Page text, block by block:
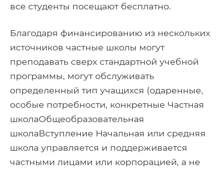
все студенты посещают бесплатно.
Благодаря финансированию из нескольких
источников частные школы могут
преподавать сверх стандартной учебной
программы, могут обслуживать
определенный тип учащихся (одаренные,
особые потребности, конкретные Частная
школаОбщеобразовательная
школаВступление Начальная или средняя
школа управляется и поддерживается
частными лицами или корпорацией, а не